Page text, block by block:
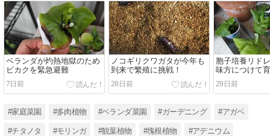
ベランダが灼熱地獄のため
ビカクを緊急避難
7日前
ノコギリクワガタが今年も
到来で繁殖に挑戦！
28日前
胞子培養リド
味方につけて
29日前
#家庭菜園 #多肉植物 #ベランダ菜園 #ガーデニング #アガベ
#チタノタ #モリンガ #観葉植物 #塊根植物 #アデニウム